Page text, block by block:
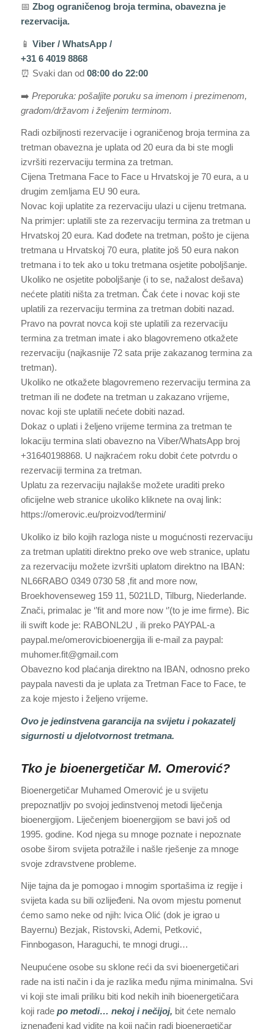
📅 Zbog ograničenog broja termina, obavezna je
rezervacija.
📱 Viber / WhatsApp /
+31 6 4019 8868
⏰ Svaki dan od 08:00 do 22:00
➡️ Preporuka: pošaljite poruku sa imenom i prezimenom,
gradom/državom i željenim terminom.
Radi ozbiljnosti rezervacije i ograničenog broja termina za
tretman obavezna je uplata od 20 eura da bi ste mogli
izvršiti rezervaciju termina za tretman.
Cijena Tretmana Face to Face u Hrvatskoj je 70 eura, a u
drugim zemljama EU 90 eura.
Novac koji uplatite za rezervaciju ulazi u cijenu tretmana.
Na primjer: uplatili ste za rezervaciju termina za tretman u
Hrvatskoj 20 eura. Kad dođete na tretman, pošto je cijena
tretmana u Hrvatskoj 70 eura, platite još 50 eura nakon
tretmana i to tek ako u toku tretmana osjetite poboljšanje.
Ukoliko ne osjetite poboljšanje (i to se, nažalost dešava)
nećete platiti ništa za tretman. Čak ćete i novac koji ste
uplatili za rezervaciju termina za tretman dobiti nazad.
Pravo na povrat novca koji ste uplatili za rezervaciju
termina za tretman imate i ako blagovremeno otkažete
rezervaciju (najkasnije 72 sata prije zakazanog termina za
tretman).
Ukoliko ne otkažete blagovremeno rezervaciju termina za
tretman ili ne dođete na tretman u zakazano vrijeme,
novac koji ste uplatili nećete dobiti nazad.
Dokaz o uplati i željeno vrijeme termina za tretman te
lokaciju termina slati obavezno na Viber/WhatsApp broj
+31640198868. U najkraćem roku dobit ćete potvrdu o
rezervaciji termina za tretman.
Uplatu za rezervaciju najlakše možete uraditi preko
oficijelne web stranice ukoliko kliknete na ovaj link:
https://omerovic.eu/proizvod/termini/
Ukoliko iz bilo kojih razloga niste u mogućnosti rezervaciju
za tretman uplatiti direktno preko ove web stranice, uplatu
za rezervaciju možete izvršiti uplatom direktno na IBAN:
NL66RABO 0349 0730 58 ,fit and more now,
Broekhovenseweg 159 11, 5021LD, Tilburg, Niederlande.
Znači, primalac je ‘’fit and more now ‘’(to je ime firme). Bic
ili swift kode je: RABONL2U , ili preko PAYPAL-a
paypal.me/omerovicbioenergija ili e-mail za paypal:
muhomer.fit@gmail.com
Obavezno kod plaćanja direktno na IBAN, odnosno preko
paypala navesti da je uplata za Tretman Face to Face, te
za koje mjesto i željeno vrijeme.
Ovo je jedinstvena garancija na svijetu i pokazatelj
sigurnosti u djelotvornost tretmana.
Tko je bioenergetičar M. Omerović?
Bioenergetičar Muhamed Omerović je u svijetu
prepoznatljiv po svojoj jedinstvenoj metodi liječenja
bioenergijom. Liječenjem bioenergijom se bavi još od
1995. godine. Kod njega su mnoge poznate i nepoznate
osobe širom svijeta potražile i našle rješenje za mnoge
svoje zdravstvene probleme.
Nije tajna da je pomogao i mnogim sportašima iz regije i
svijeta kada su bili ozlijeđeni. Na ovom mjestu pomenut
ćemo samo neke od njih: Ivica Olić (dok je igrao u
Bayernu) Bezjak, Ristovski, Ademi, Petković,
Finnbogason, Haraguchi, te mnogi drugi…
Neupućene osobe su sklone reći da svi bioenergetičari
rade na isti način i da je razlika među njima minimalna. Svi
vi koji ste imali priliku biti kod nekih inih bioenergetičara
koji rade po metodi… nekoj i nečijoj, bit ćete nemalo
iznenađeni kad vidite na koji način radi bioenergetičar